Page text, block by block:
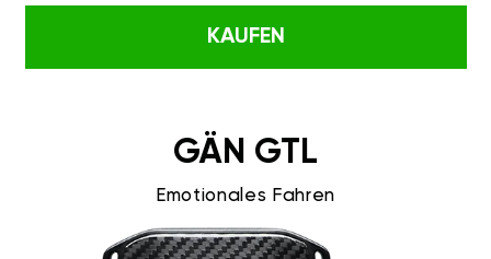
KAUFEN
GÄN GTL
Emotionales Fahren